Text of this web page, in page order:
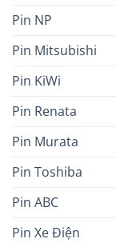
Pin NP
Pin Mitsubishi
Pin KiWi
Pin Renata
Pin Murata
Pin Toshiba
Pin ABC
Pin Xe Điện